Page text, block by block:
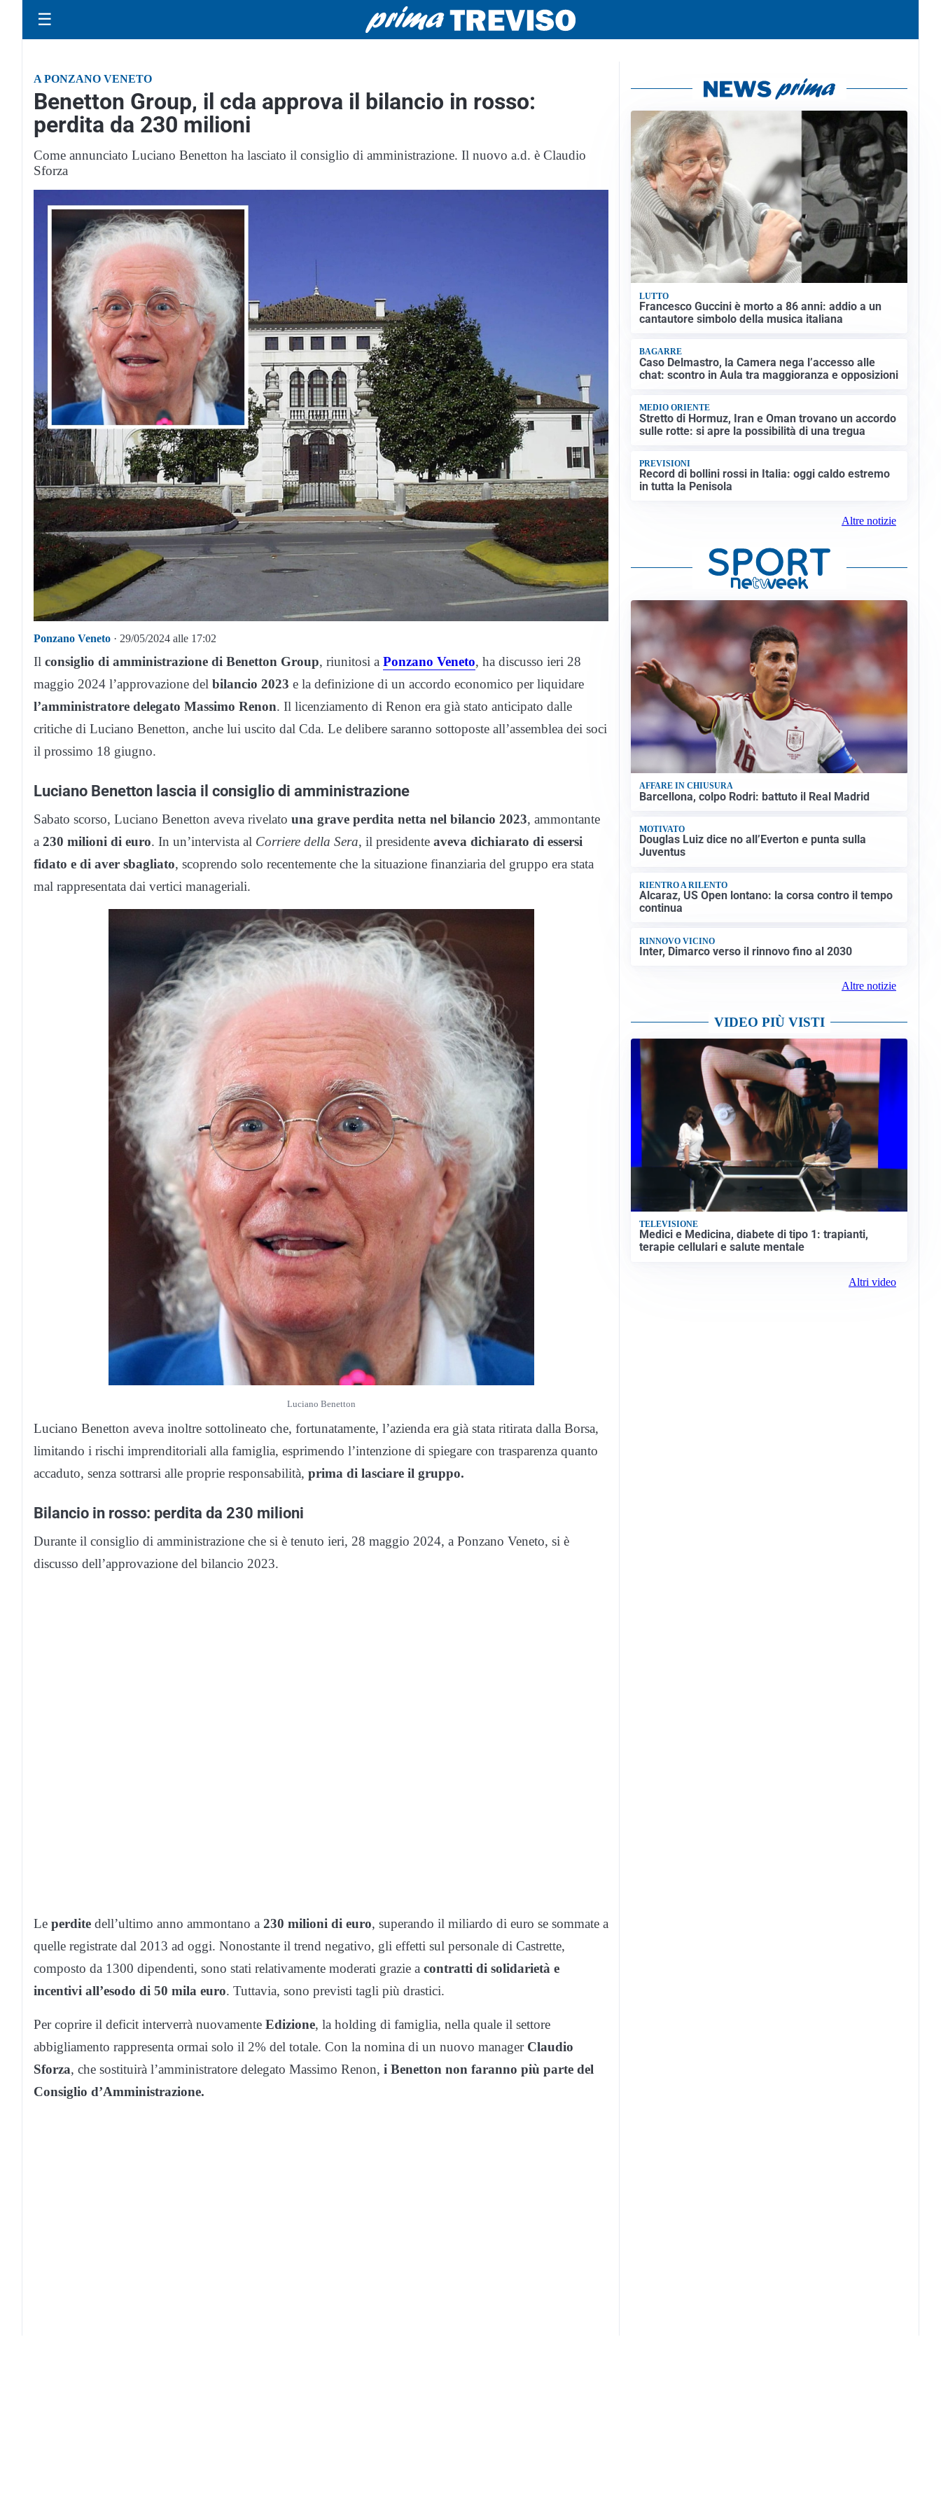
☰
A PONZANO VENETO
Benetton Group, il cda approva il bilancio in rosso:
perdita da 230 milioni
Come annunciato Luciano Benetton ha lasciato il consiglio di amministrazione. Il nuovo a.d. è Claudio
Sforza
Ponzano Veneto · 29/05/2024 alle 17:02
Il consiglio di amministrazione di Benetton Group, riunitosi a Ponzano Veneto, ha discusso ieri 28
maggio 2024 l’approvazione del bilancio 2023 e la definizione di un accordo economico per liquidare
l’amministratore delegato Massimo Renon. Il licenziamento di Renon era già stato anticipato dalle
critiche di Luciano Benetton, anche lui uscito dal Cda. Le delibere saranno sottoposte all’assemblea dei soci
il prossimo 18 giugno.
Luciano Benetton lascia il consiglio di amministrazione
Sabato scorso, Luciano Benetton aveva rivelato una grave perdita netta nel bilancio 2023, ammontante
a 230 milioni di euro. In un’intervista al Corriere della Sera, il presidente aveva dichiarato di essersi
fidato e di aver sbagliato, scoprendo solo recentemente che la situazione finanziaria del gruppo era stata
mal rappresentata dai vertici manageriali.
Luciano Benetton
Luciano Benetton aveva inoltre sottolineato che, fortunatamente, l’azienda era già stata ritirata dalla Borsa,
limitando i rischi imprenditoriali alla famiglia, esprimendo l’intenzione di spiegare con trasparenza quanto
accaduto, senza sottrarsi alle proprie responsabilità, prima di lasciare il gruppo.
Bilancio in rosso: perdita da 230 milioni
Durante il consiglio di amministrazione che si è tenuto ieri, 28 maggio 2024, a Ponzano Veneto, si è
discusso dell’approvazione del bilancio 2023.
Le perdite dell’ultimo anno ammontano a 230 milioni di euro, superando il miliardo di euro se sommate a
quelle registrate dal 2013 ad oggi. Nonostante il trend negativo, gli effetti sul personale di Castrette,
composto da 1300 dipendenti, sono stati relativamente moderati grazie a contratti di solidarietà e
incentivi all’esodo di 50 mila euro. Tuttavia, sono previsti tagli più drastici.
Per coprire il deficit interverrà nuovamente Edizione, la holding di famiglia, nella quale il settore
abbigliamento rappresenta ormai solo il 2% del totale. Con la nomina di un nuovo manager Claudio
Sforza, che sostituirà l’amministratore delegato Massimo Renon, i Benetton non faranno più parte del
Consiglio d’Amministrazione.
LUTTO
Francesco Guccini è morto a 86 anni: addio a un
cantautore simbolo della musica italiana
BAGARRE
Caso Delmastro, la Camera nega l’accesso alle
chat: scontro in Aula tra maggioranza e opposizioni
MEDIO ORIENTE
Stretto di Hormuz, Iran e Oman trovano un accordo
sulle rotte: si apre la possibilità di una tregua
PREVISIONI
Record di bollini rossi in Italia: oggi caldo estremo
in tutta la Penisola
Altre notizie
AFFARE IN CHIUSURA
Barcellona, colpo Rodri: battuto il Real Madrid
MOTIVATO
Douglas Luiz dice no all’Everton e punta sulla
Juventus
RIENTRO A RILENTO
Alcaraz, US Open lontano: la corsa contro il tempo
continua
RINNOVO VICINO
Inter, Dimarco verso il rinnovo fino al 2030
Altre notizie
VIDEO PIÙ VISTI
TELEVISIONE
Medici e Medicina, diabete di tipo 1: trapianti,
terapie cellulari e salute mentale
Altri video